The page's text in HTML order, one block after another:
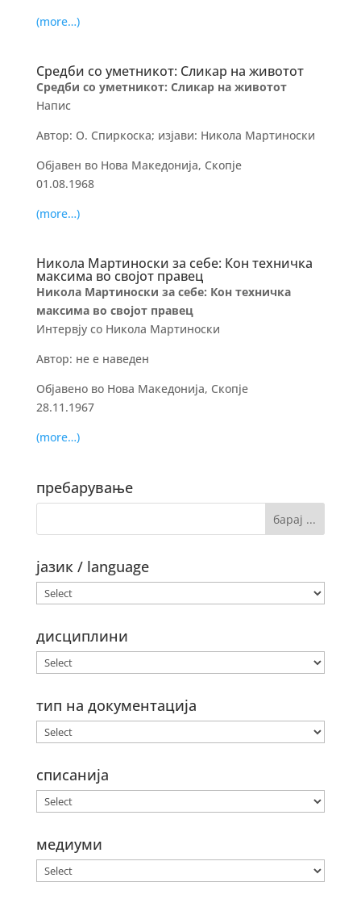
(more…)
Средби со уметникот: Сликар на животот
Средби со уметникот: Сликар на животот
Напис
Автор: О. Спиркоска; изјави: Никола Мартиноски
Објавен во Нова Македонија, Скопје
01.08.1968
(more…)
Никола Мартиноски за себе: Кон техничка
максима во својот правец
Никола Мартиноски за себе: Кон техничка
максима во својот правец
Интервју со Никола Мартиноски
Автор: не е наведен
Објавено во Нова Македонија, Скопје
28.11.1967
(more…)
пребарување
јазик / language
дисциплини
тип на документација
списанија
медиуми